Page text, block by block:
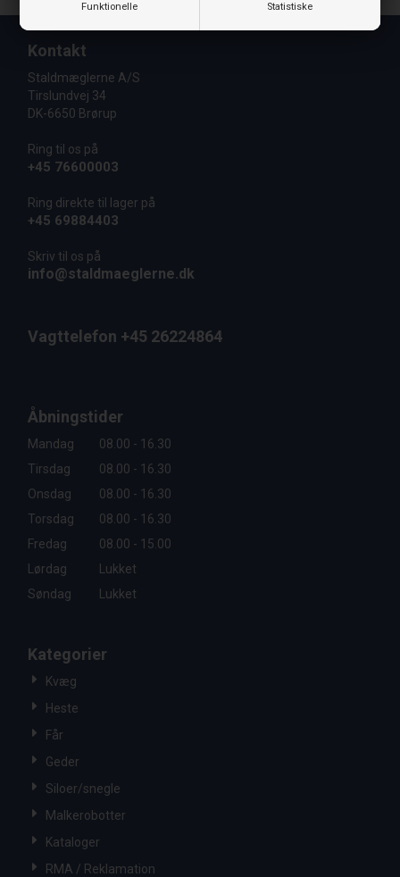
Funktionelle Statistiske
Kontakt
Staldmæglerne A/S
Tirslundvej 34
DK-6650 Brørup
Ring til os på
+45 76600003
Ring direkte til lager på
+45 69884403
Skriv til os på
info@staldmaeglerne.dk
Vagttelefon +45 26224864
Åbningstider
Mandag
08.00 - 16.30
Tirsdag
08.00 - 16.30
Onsdag
08.00 - 16.30
Torsdag
08.00 - 16.30
Fredag
08.00 - 15.00
Lørdag
Lukket
Søndag
Lukket
Kategorier
Kvæg
Heste
Får
Geder
Siloer/snegle
Malkerobotter
Kataloger
RMA / Reklamation